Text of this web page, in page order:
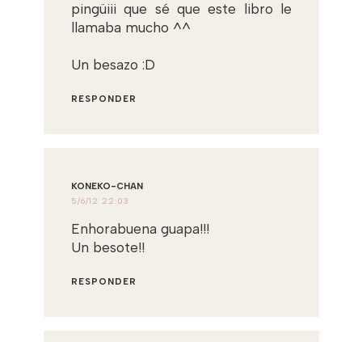
pingüiii que sé que este libro le
llamaba mucho ^^
Un besazo :D
RESPONDER
KONEKO-CHAN
5/6/12 22:03
Enhorabuena guapa!!!
Un besote!!
RESPONDER